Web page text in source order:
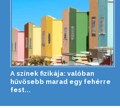
A színek fizikája: valóban
hűvösebb marad egy fehérre
fest...